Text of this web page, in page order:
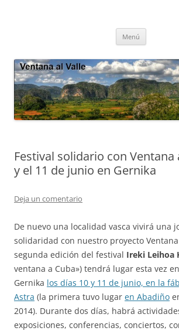
Menú
Festival solidario con Ventana
y el 11 de junio en Gernika
Deja un comentario
De nuevo una localidad vasca vivirá una
solidaridad con nuestro proyecto Ventana
segunda edición del festival Ireki Leihoa
ventana a Cuba») tendrá lugar esta vez
Gernika los días 10 y 11 de junio, en la
Astra (la primera tuvo lugar en Abadiño
2014). Durante dos días, habrá
exposiciones, conferencias, conciertos,